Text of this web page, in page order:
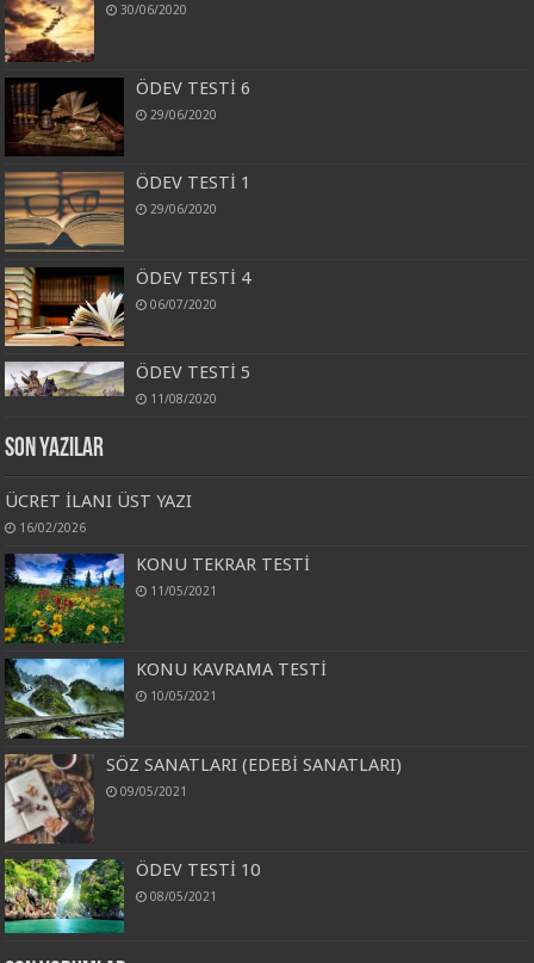
30/06/2020
ÖDEV TESTİ 6
29/06/2020
ÖDEV TESTİ 1
29/06/2020
ÖDEV TESTİ 4
06/07/2020
ÖDEV TESTİ 5
11/08/2020
Son Yazılar
ÜCRET İLANI ÜST YAZI
16/02/2026
KONU TEKRAR TESTİ
11/05/2021
KONU KAVRAMA TESTİ
10/05/2021
SÖZ SANATLARI (EDEBİ SANATLARI)
09/05/2021
ÖDEV TESTİ 10
08/05/2021